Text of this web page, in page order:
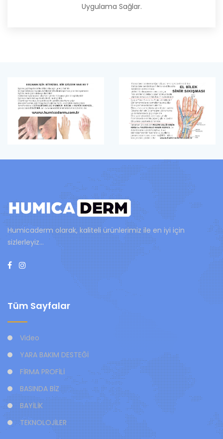
Uygulama Sağlar.
Humicaderm olarak, kaliteli ürünlerimiz ile en iyi için
sizlerleyiz...
Tüm Sayfalar
Video
YARA BAKIM DESTEĞİ
FİRMA PROFİLİ
BASINDA BİZ
BAYİLİK
TEKNOLOJİLER